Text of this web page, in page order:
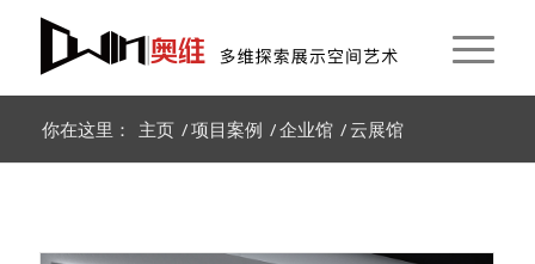
你在这里： 主页 /项目案例 /企业馆 / 云展馆